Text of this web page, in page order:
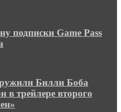
подписки Game Pass
Билли Боба
в трейлере второго